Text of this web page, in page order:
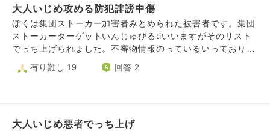
もときから受けています。学校いじめうけ訪問看護や計画相
談員や精神科嫌がらせ受けています。交通量ふえる防犯嫌が
らせです。車とめる公安共有者特徴です。これを利用してい
る福祉やグループホームや精神科や同級生やれましたこの人
たち公安協力者です行政市民かんしている確認法法まであり
ます行政車両つかいまし場合行政ぼく監視しているしょうこ
て目が合いました。 女性は40歳代半ばくらいに見えて目を
見開いて口を開いてニタニタ笑ってました。 みんなのとこ
ろに戻ろうと思いすぐ店から出て改札口を目指しました。
駅構内の出入り口付近まで歩いて何気なく後ろを見るとさっ
い歩いてました。 待ち合わせ時間にじゅうぶん間に合い改
た。 例の女性を見るとこっちに向かって歩いて来てて体感3
公安警察です。公安警察による誹謗中傷と承けています。不
審者情報流されている乗っている確認しました公安警察と防
犯パトロールに誹謗中傷事件でっち上げ犯罪者という誹謗中
傷受けます。自宅防犯パトロール宅配通過する不審者登録嫌
た。頻繁トラック遭遇するのは防犯しょうした嫌がらせで
さしたゴミ拾い嫌がらせ不審者登録嫌がらせおやや鉄道会社
大人いじめ攻める防犯誹謗中傷
ぼくは集団ストーカー加害者みとめられた被害者です。集団
ストーカーターゲットいんじゅびるtiいいますがそのリスト
でっち上げられました。不審物情報のっているいっており行
政防犯関係者事件でっち上げ誹謗中傷する嫌がらせうけてい
ます。父親と母親虐待うけておりだれも見方いません。ぼく
にぼく監視シテイマス。父親にスマホいじるだけスマホわる
有り難し 19 回答 2
大人いじめ悪者でっち上げ